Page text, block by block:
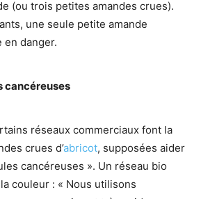
(ou trois petites amandes crues).
une seule petite amande
en danger.
cancéreuses
réseaux commerciaux font la
crues d’abricot, supposées aider
cancéreuses ». Un réseau bio
couleur : « Nous utilisons